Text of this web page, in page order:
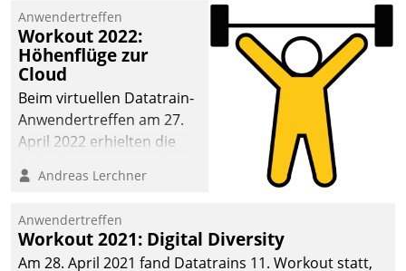
Anwendertreffen
Workout 2022:
Höhenflüge zur
Cloud
Beim virtuellen Datatrain-
Anwendertreffen am 27.
April 2022 erhielten die
Teilnehmer kurzweilige
Cloud-Strategien und -
Lösungen mit hohem
Andreas Lerchner
Anwendertreffen
Workout 2021: Digital Diversity
Am 28. April 2021 fand Datatrains 11. Workout statt,